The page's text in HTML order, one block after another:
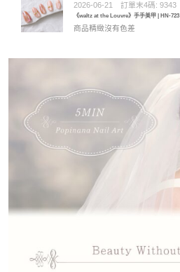
評分5 滿
分 5
2026-06-21 訂單末4碼: 9343
《waltz at the Louvre》手手美甲 | HN-723
商品精緻沒有色差